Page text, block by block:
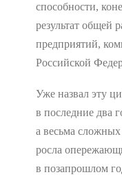
способности,
результат общей
предприятий,
Российской
Уже назвал эту
в последние два
а весьма
росла
в позапрошлом